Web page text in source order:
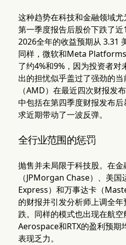
这种趋势在科技和金融领域
第一季度报告后股价下跌了
2026全年的收益预期从 3.31
同样，微软和Meta
了约4%和9%，因为投资者对
出的担忧似乎盖过了强劲的
（AMD）在最近四次财报发
中包括在第四季度财报发布
求近期带动了一波反弹。
全行业范围的惩罚
抛售并未局限于科技股。在
（JPMorgan Chase）、美
Express）和万事达卡（
的财报并引发分析师上调全
跌。同样的模式也出现在航
Aerospace和RTX的盈利预期
表现乏力。